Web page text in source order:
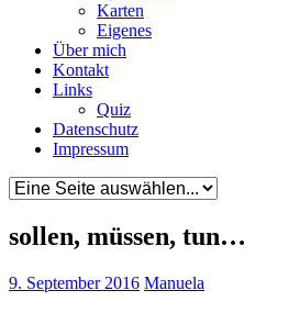
Karten
Eigenes
Über mich
Kontakt
Links
Quiz
Datenschutz
Impressum
sollen, müssen, tun…
9. September 2016 Manuela